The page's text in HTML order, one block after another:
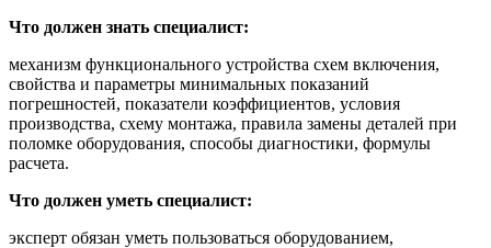
Что должен знать специалист:
механизм функционального устройства схем включения,
свойства и параметры минимальных показаний
погрешностей, показатели коэффициентов, условия
производства, схему монтажа, правила замены деталей при
поломке оборудования, способы диагностики, формулы
расчета.
Что должен уметь специалист:
эксперт обязан уметь пользоваться оборудованием,